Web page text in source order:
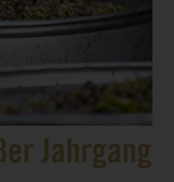
Jahrgang